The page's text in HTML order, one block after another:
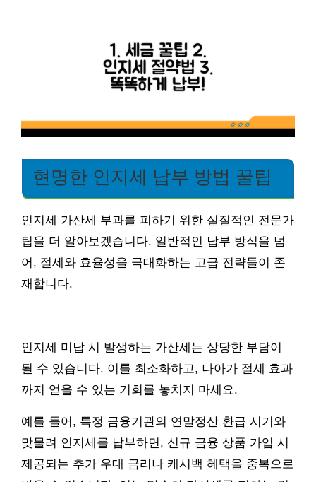
현명한 인지세 납부 방법 꿀팁
인지세 가산세 부과를 피하기 위한 실질적인 전문가
팁을 더 알아보겠습니다. 일반적인 납부 방식을 넘
어, 절세와 효율성을 극대화하는 고급 전략들이 존
재합니다.
인지세 미납 시 발생하는 가산세는 상당한 부담이
될 수 있습니다. 이를 최소화하고, 나아가 절세 효과
까지 얻을 수 있는 기회를 놓치지 마세요.
예를 들어, 특정 금융기관의 연말정산 환급 시기와
맞물려 인지세를 납부하면, 신규 금융 상품 가입 시
제공되는 추가 우대 금리나 캐시백 혜택을 중복으로